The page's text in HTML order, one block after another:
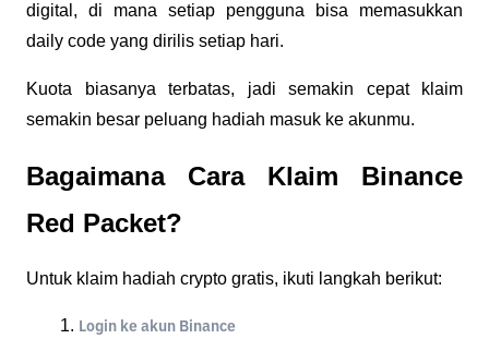
digital, di mana setiap pengguna bisa memasukkan
daily code yang dirilis setiap hari.
Kuota biasanya terbatas, jadi semakin cepat klaim
semakin besar peluang hadiah masuk ke akunmu.
Bagaimana Cara Klaim Binance
Red Packet?
Untuk klaim hadiah crypto gratis, ikuti langkah berikut:
Login ke akun Binance